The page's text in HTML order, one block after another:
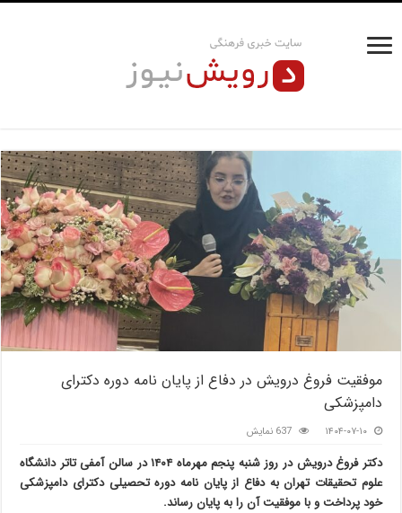
موفقیت فروغ درویش در دفاع از پایان نامه دوره دکترای
دامپزشکی
۱۴۰۴-۰۷-۱۰ 637 نمایش
دکتر فروغ درویش در روز شنبه پنجم مهرماه ۱۴۰۴ در سالن آمفی تاتر دانشگاه
علوم تحقیقات تهران به دفاع از پایان نامه دوره تحصیلی دکترای دامپزشکی
خود پرداخت و با موفقیت آن را به پایان رساند.